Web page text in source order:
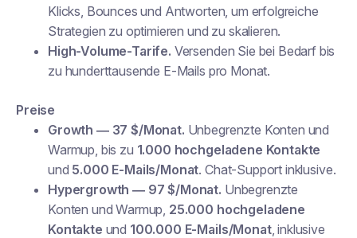
Klicks, Bounces und Antworten, um erfolgreiche
Strategien zu optimieren und zu skalieren.
High-Volume-Tarife. Versenden Sie bei Bedarf bis
zu hunderttausende E-Mails pro Monat.
Preise
Growth — 37 $/Monat. Unbegrenzte Konten und
Warmup, bis zu 1.000 hochgeladene Kontakte
und 5.000 E-Mails/Monat. Chat-Support inklusive.
Hypergrowth — 97 $/Monat. Unbegrenzte
Konten und Warmup, 25.000 hochgeladene
Kontakte und 100.000 E-Mails/Monat, inklusive